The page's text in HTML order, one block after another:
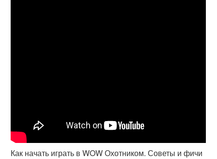
Как начать играть в WOW Охотником. Советы и фичи